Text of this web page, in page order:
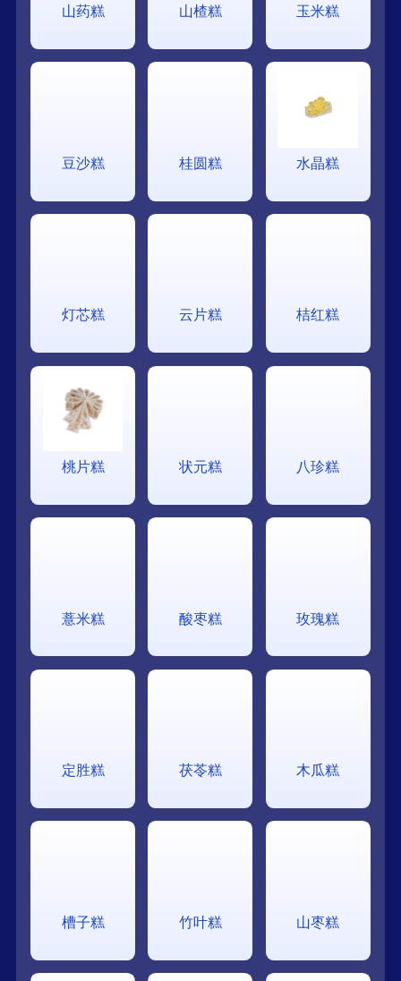
山药糕 山楂糕 玉米糕
豆沙糕 桂圆糕 水晶糕
灯芯糕 云片糕 桔红糕
桃片糕 状元糕 八珍糕
薏米糕 酸枣糕 玫瑰糕
定胜糕 茯苓糕 木瓜糕
槽子糕 竹叶糕 山枣糕